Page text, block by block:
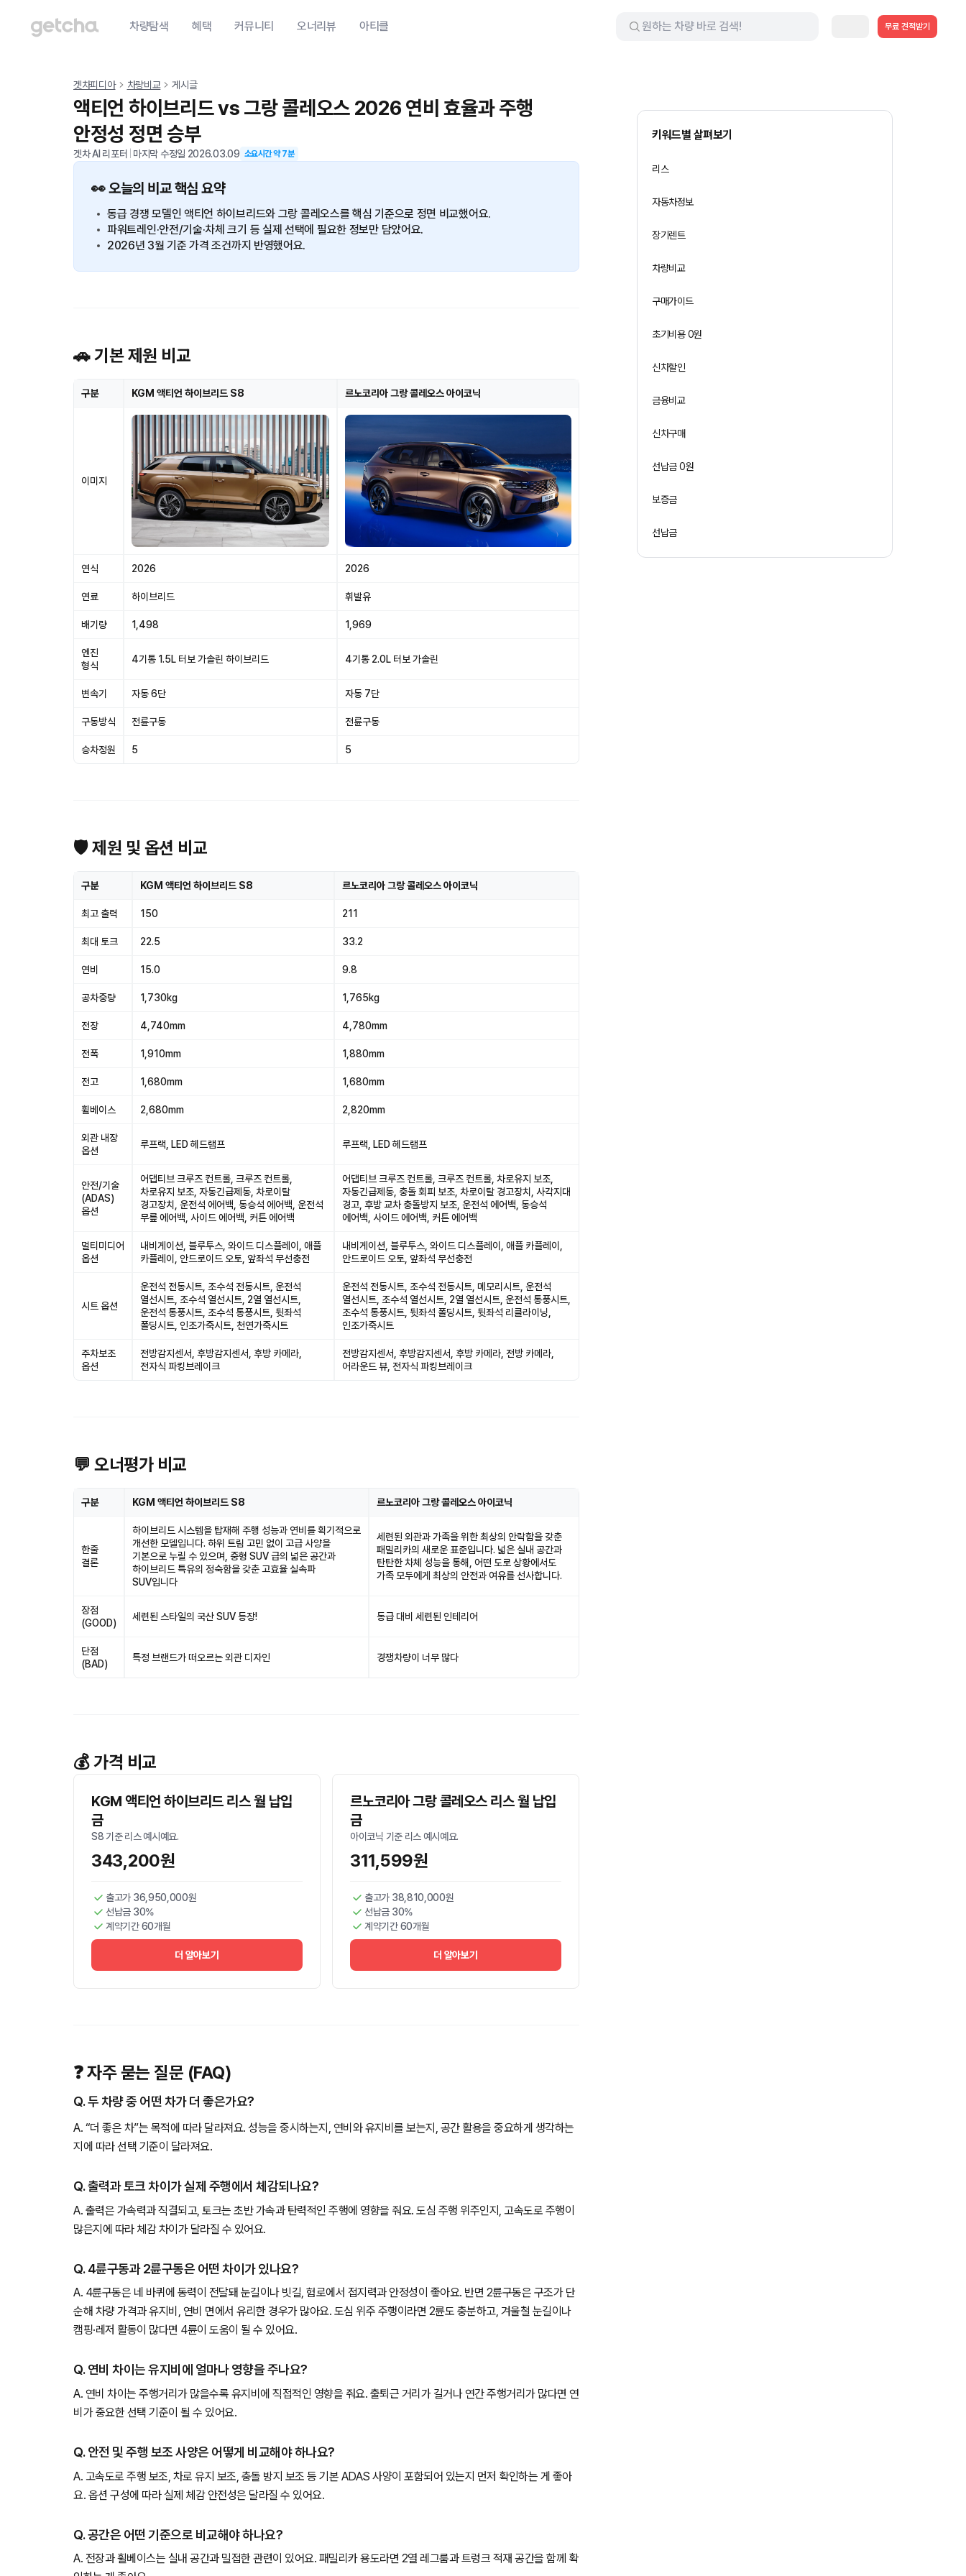
차량탐색 혜택 커뮤니티 오너리뷰 아티클 무료 견적받기
겟차피디아 차량비교 게시글
액티언 하이브리드 vs 그랑 콜레오스 2026 연비 효율과 주행
안정성 정면 승부
겟차 AI 리포터 마지막 수정일 2026.03.09 소요시간 약7분
👀 오늘의 비교 핵심 요약
동급 경쟁 모델인 액티언 하이브리드와 그랑 콜레오스를 핵심 기준으로 정면 비교했어요.
파워트레인·안전/기술·차체 크기 등 실제 선택에 필요한 정보만 담았어요.
2026년 3월 기준 가격 조건까지 반영했어요.
🚗 기본 제원 비교
구분 KGM 액티언 하이브리드 S8 르노코리아 그랑 콜레오스 아이코닉
이미지
연식 2026 2026
연료 하이브리드 휘발유
배기량 1,498 1,969
엔진
형식
4기통 1.5L 터보 가솔린 하이브리드 4기통 2.0L 터보 가솔린
변속기 자동 6단 자동 7단
구동방식 전륜구동 전륜구동
승차정원 5 5
🛡 제원 및 옵션 비교
구분 KGM 액티언 하이브리드 S8 르노코리아 그랑 콜레오스 아이코닉
최고 출력 150 211
최대 토크 22.5 33.2
연비 15.0 9.8
공차중량 1,730kg 1,765kg
전장 4,740mm 4,780mm
전폭 1,910mm 1,880mm
전고 1,680mm 1,680mm
휠베이스 2,680mm 2,820mm
외관 내장
옵션
루프랙, LED 헤드램프 루프랙, LED 헤드램프
안전/기술
(ADAS)
옵션
어댑티브 크루즈 컨트롤, 크루즈 컨트롤,
차로유지 보조, 자동긴급제동, 차로이탈
경고장치, 운전석 에어백, 동승석 에어백, 운전석
무릎 에어백, 사이드 에어백, 커튼 에어백
어댑티브 크루즈 컨트롤, 크루즈 컨트롤, 차로유지 보조,
자동긴급제동, 충돌 회피 보조, 차로이탈 경고장치, 사각지대
경고, 후방 교차 충돌방지 보조, 운전석 에어백, 동승석
에어백, 사이드 에어백, 커튼 에어백
멀티미디어
옵션
내비게이션, 블루투스, 와이드 디스플레이, 애플
카플레이, 안드로이드 오토, 앞좌석 무선충전
내비게이션, 블루투스, 와이드 디스플레이, 애플 카플레이,
안드로이드 오토, 앞좌석 무선충전
시트 옵션
운전석 전동시트, 조수석 전동시트, 운전석
열선시트, 조수석 열선시트, 2열 열선시트,
운전석 통풍시트, 조수석 통풍시트, 뒷좌석
폴딩시트, 인조가죽시트, 천연가죽시트
운전석 전동시트, 조수석 전동시트, 메모리시트, 운전석
열선시트, 조수석 열선시트, 2열 열선시트, 운전석 통풍시트,
조수석 통풍시트, 뒷좌석 폴딩시트, 뒷좌석 리클라이닝,
인조가죽시트
주차보조
옵션
전방감지센서, 후방감지센서, 후방 카메라,
전자식 파킹브레이크
전방감지센서, 후방감지센서, 후방 카메라, 전방 카메라,
어라운드 뷰, 전자식 파킹브레이크
💬 오너평가 비교
구분 KGM 액티언 하이브리드 S8 르노코리아 그랑 콜레오스 아이코닉
한줄
결론
하이브리드 시스템을 탑재해 주행 성능과 연비를 획기적으로
개선한 모델입니다. 하위 트림 고민 없이 고급 사양을
기본으로 누릴 수 있으며, 중형 SUV 급의 넓은 공간과
하이브리드 특유의 정숙함을 갖춘 고효율 실속파
SUV입니다
세련된 외관과 가족을 위한 최상의 안락함을 갖춘
패밀리카의 새로운 표준입니다. 넓은 실내 공간과
탄탄한 차체 성능을 통해, 어떤 도로 상황에서도
가족 모두에게 최상의 안전과 여유를 선사합니다.
장점
(GOOD)
세련된 스타일의 국산 SUV 등장! 동급 대비 세련된 인테리어
단점
(BAD)
특정 브랜드가 떠오르는 외관 디자인 경쟁차량이 너무 많다
💰 가격 비교
KGM 액티언 하이브리드 리스 월 납입
금
S8 기준 리스 예시예요.
343,200원
출고가 36,950,000원
선납금 30%
계약기간 60개월
더 알아보기
르노코리아 그랑 콜레오스 리스 월 납입
금
아이코닉 기준 리스 예시예요.
311,599원
출고가 38,810,000원
선납금 30%
계약기간 60개월
더 알아보기
❓ 자주 묻는 질문 (FAQ)
Q. 두 차량 중 어떤 차가 더 좋은가요?
A. “더 좋은 차”는 목적에 따라 달라져요. 성능을 중시하는지, 연비와 유지비를 보는지, 공간 활용을 중요하게 생각하는
지에 따라 선택 기준이 달라져요.
Q. 출력과 토크 차이가 실제 주행에서 체감되나요?
A. 출력은 가속력과 직결되고, 토크는 초반 가속과 탄력적인 주행에 영향을 줘요. 도심 주행 위주인지, 고속도로 주행이
많은지에 따라 체감 차이가 달라질 수 있어요.
Q. 4륜구동과 2륜구동은 어떤 차이가 있나요?
A. 4륜구동은 네 바퀴에 동력이 전달돼 눈길이나 빗길, 험로에서 접지력과 안정성이 좋아요. 반면 2륜구동은 구조가 단
순해 차량 가격과 유지비, 연비 면에서 유리한 경우가 많아요. 도심 위주 주행이라면 2륜도 충분하고, 겨울철 눈길이나
캠핑·레저 활동이 많다면 4륜이 도움이 될 수 있어요.
Q. 연비 차이는 유지비에 얼마나 영향을 주나요?
A. 연비 차이는 주행거리가 많을수록 유지비에 직접적인 영향을 줘요. 출퇴근 거리가 길거나 연간 주행거리가 많다면 연
비가 중요한 선택 기준이 될 수 있어요.
Q. 안전 및 주행 보조 사양은 어떻게 비교해야 하나요?
A. 고속도로 주행 보조, 차로 유지 보조, 충돌 방지 보조 등 기본 ADAS 사양이 포함되어 있는지 먼저 확인하는 게 좋아
요. 옵션 구성에 따라 실제 체감 안전성은 달라질 수 있어요.
Q. 공간은 어떤 기준으로 비교해야 하나요?
A. 전장과 휠베이스는 실내 공간과 밀접한 관련이 있어요. 패밀리카 용도라면 2열 레그룸과 트렁크 적재 공간을 함께 확
키워드별 살펴보기
리스
자동차정보
장기렌트
차량비교
구매가이드
초기비용 0원
신차할인
금융비교
신차구매
선납금 0원
보증금
선납금